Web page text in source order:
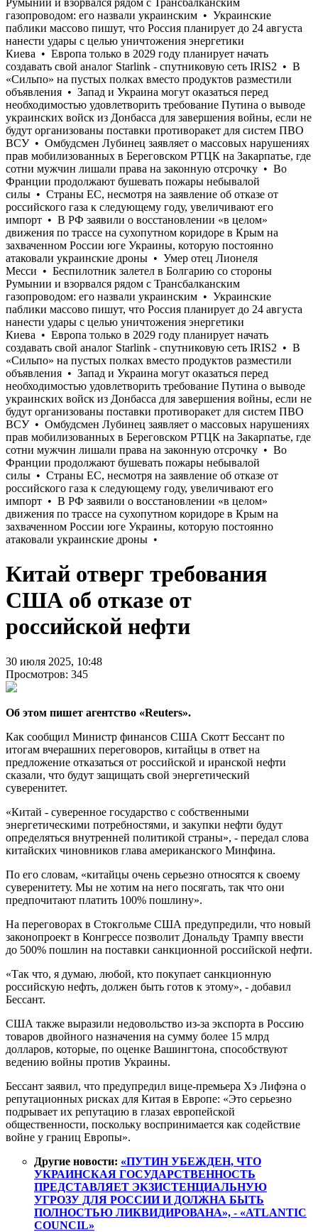
Китай отверг требования
США об отказе от
российской нефти
30 июля 2025, 10:48
Просмотров: 345
Об этом пишет агентство «Reuters».
Как сообщил Министр финансов США Скотт Бессант по
итогам вчерашних переговоров, китайцы в ответ на
предложение отказаться от российской и иранской нефти
сказали, что будут защищать свой энергетический
суверенитет.
«Китай - суверенное государство с собственными
энергетическими потребностями, и закупки нефти будут
определяться внутренней политикой страны», - передал слова
китайских чиновников глава американского Минфина.
По его словам, «китайцы очень серьезно относятся к своему
суверенитету. Мы не хотим на него посягать, так что они
предпочитают платить 100% пошлину».
На переговорах в Стокгольме США предупредили, что новый
законопроект в Конгрессе позволит Дональду Трампу ввести
до 500% пошлин на поставки санкционной российской нефти.
«Так что, я думаю, любой, кто покупает санкционную
российскую нефть, должен быть готов к этому», - добавил
Бессант.
США также выразили недовольство из-за экспорта в Россию
товаров двойного назначения на сумму более 15 млрд
долларов, которые, по оценке Вашингтона, способствуют
ведению войны против Украины.
Бессант заявил, что предупредил вице-премьера Хэ Лифэна о
репутационных рисках для Китая в Европе: «Это серьезно
подрывает их репутацию в глазах европейской
общественности, поскольку воспринимается как содействие
войне у границ Европы».
Другие новости: «ПУТИН УБЕЖДЕН, ЧТО
УКРАИНСКАЯ ГОСУДАРСТВЕННОСТЬ
ПРЕДСТАВЛЯЕТ ЭКЗИСТЕНЦИАЛЬНУЮ
УГРОЗУ ДЛЯ РОССИИ И ДОЛЖНА БЫТЬ
ПОЛНОСТЬЮ ЛИКВИДИРОВАНА», - «ATLANTIC
COUNCIL»